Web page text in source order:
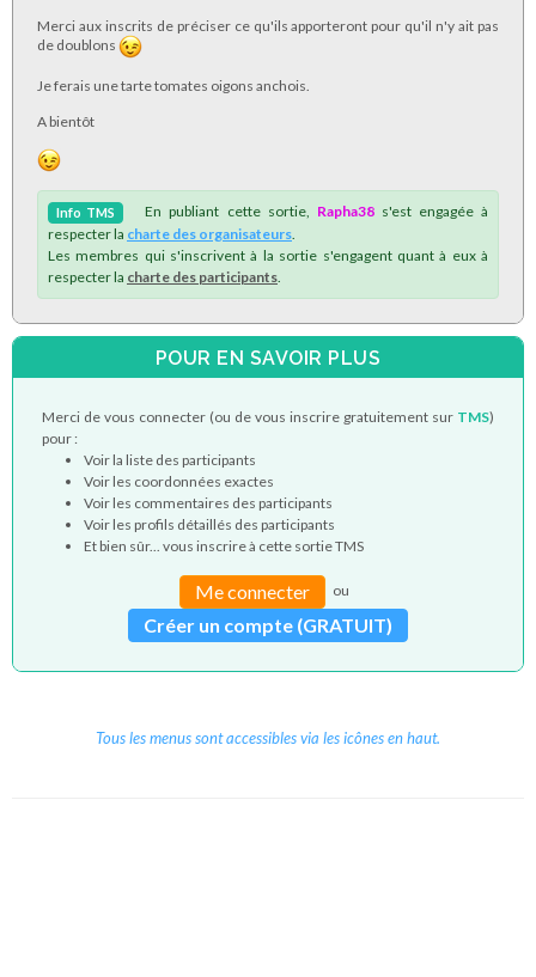
Merci aux inscrits de préciser ce qu'ils apporteront pour qu'il n'y ait pas
de doublons
Je ferais une tarte tomates oigons anchois.
A bientôt
Info TMS En publiant cette sortie, Rapha38s'est engagée à
respecter la charte des organisateurs
Les membres qui s'inscrivent à la sortie s'engagent quant à eux à
respecter la charte des participants
POUR EN SAVOIR PLUS
Merci de vous connecter (ou de vous inscrire gratuitement sur TMS)
pour :
Voir la liste des participants
Voir les coordonnées exactes
Voir les commentaires des participants
Voir les profils détaillés des participants
Et bien sûr... vous inscrire à cette sortie TMS
Me connecter ou
Créer un compte (GRATUIT)
Tous les menus sont accessibles via les icônes en haut.